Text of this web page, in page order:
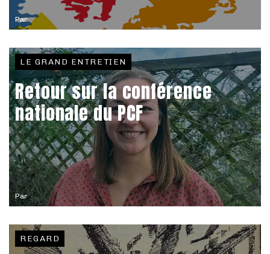
Par
Par
LE GRAND ENTRETIEN
Retour sur la conférence
nationale du PCF
REGARD